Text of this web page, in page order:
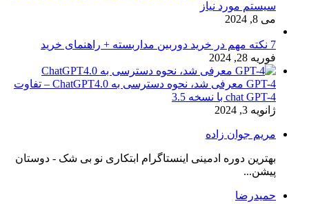
سیستم مورد نیاز
می 8, 2024
7 نکته مهم در خرید دوربین مداربسته + راهنمای خرید
فوریه 28, 2024
GPT-4 معرفی شد، نحوه دسترسی به ChatGPT4.0 – تفاوت
chat GPT-4 با نسخه 3.5
ژانویه 3, 2024
مریم جوان زاده
بهترین دوره ادمینی اینستاگرام ابتکاری نو بی شک - دوستان
پیشن...
حمیدرضا